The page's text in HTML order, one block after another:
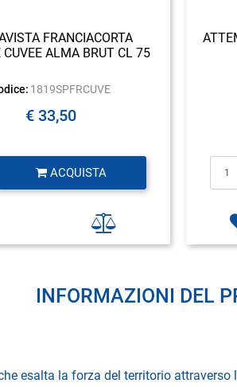
FRANCIACORTA
CUVEE ALMA BRUT CL 75
1819SPFRCUVE
€ 33,50
ACQUISTA
INFORMAZIONI DEL
esalta la forza del territorio attraverso